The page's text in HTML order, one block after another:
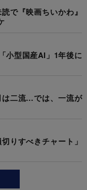
で『映画ちいかわ』
小型国産AI」1年後に
は二流…では、一流が
りすべきチャート」